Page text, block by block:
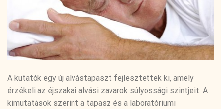
A kutatók egy új alvástapaszt fejlesztettek ki, amely
érzékeli az éjszakai alvási zavarok súlyossági szintjeit. A
kimutatások szerint a tapasz és a laboratóriumi